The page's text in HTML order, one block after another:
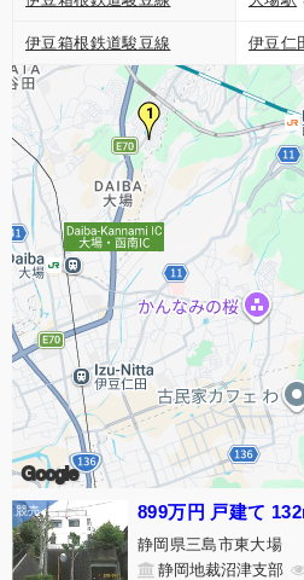
伊豆箱根鉄道駿豆線 伊豆仁
1
Google
899万円 戸建て
静岡県三島市東大場
静岡地裁沼津支部